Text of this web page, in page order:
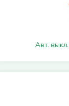
Авт.